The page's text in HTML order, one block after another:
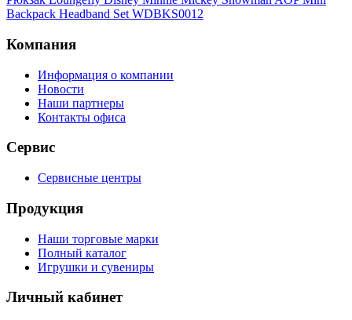
Backpack Headband Set WDBKS0012
Компания
Информация о компании
Новости
Наши партнеры
Контакты офиса
Сервис
Сервисные центры
Продукция
Наши торговые марки
Полный каталог
Игрушки и сувениры
Личный кабинет